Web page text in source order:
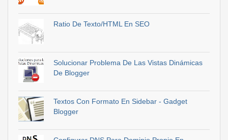
Ratio De Texto/HTML En SEO
Solucionar Problema De Las Vistas Dinámicas
De Blogger
Textos Con Formato En Sidebar - Gadget
Blogger